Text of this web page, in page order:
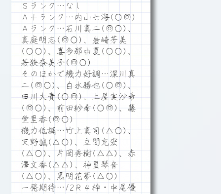
Ｓランク…なし
Ａ＋ランク…内山七海(○◎)
Ａランク…石川真二(◎○)、
真庭明志(◎○)、岩崎芳美
(○○)、喜多那由夏(○○)、
若狭奈美子(◎○)
そのほかで機力好調…深川真
二(◎○)、白水勝也(○◎)、
田川大貴(○◎)、土屋実沙希
(◎○)、前田紗希(○◎)、藤
堂里香(◎○)
機力低調…竹上真司(△○)、
天野誠(△○)、立間充宏
(△○)、片岡秀樹(△△)、赤
澤文香(△△)、神里琴音
(△○)、黒明花夢(△○)
一発期待…12Ｒ４枠・中尾優